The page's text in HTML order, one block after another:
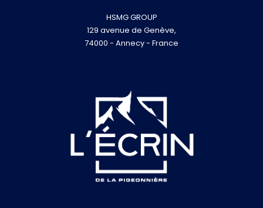
HSMG GROUP
129 avenue de Genève,
74000 - Annecy - France